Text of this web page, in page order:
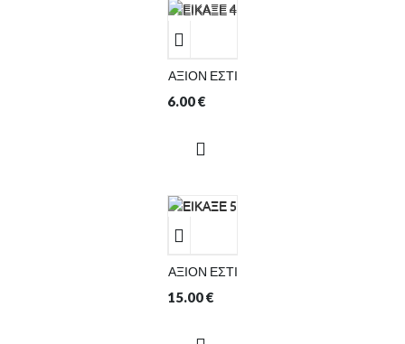
ΑΞΙΟΝ ΕΣΤΙ
6.00€
ΑΞΙΟΝ ΕΣΤΙ
15.00€